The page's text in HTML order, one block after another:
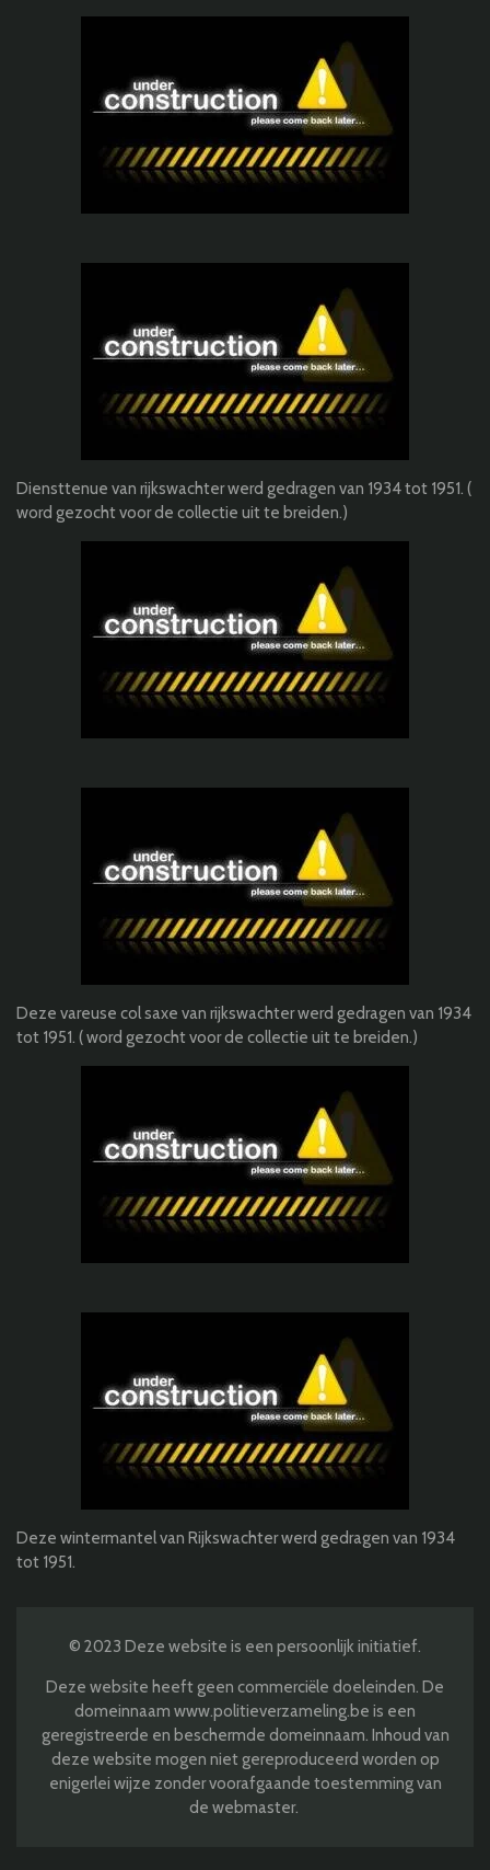
Diensttenue van rijkswachter werd gedragen van 1934 tot 1951. (
word gezocht voor de collectie uit te breiden.)
Deze vareuse col saxe van rijkswachter werd gedragen van 1934
tot 1951. ( word gezocht voor de collectie uit te breiden.)
Deze wintermantel van Rijkswachter werd gedragen van 1934
tot 1951.
© 2023 Deze website is een persoonlijk initiatief.
Deze website heeft geen commerciële doeleinden. De
domeinnaam www.politieverzameling.be is een
geregistreerde en beschermde domeinnaam. Inhoud van
deze website mogen niet gereproduceerd worden op
enigerlei wijze zonder voorafgaande toestemming van
de webmaster.